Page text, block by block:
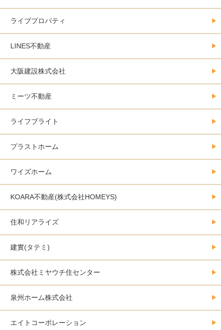
ライブプロパティ
LINES不動産
大阪建設株式会社
ミーツ不動産
ライフブライト
プラストホーム
ワイズホーム
KOARA不動産(株式会社HOMEYS)
住和リアライズ
建實(タテミ)
株式会社ミヤウチ住センター
泉州ホーム株式会社
エイトコーポレーション